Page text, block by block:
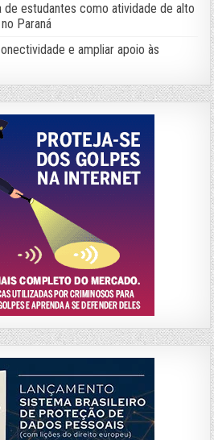
estudantes como atividade de alto
Paraná
e ampliar apoio às